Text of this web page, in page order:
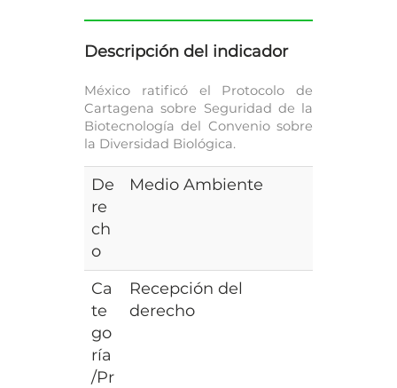
Descripción del indicador
México ratificó el Protocolo de
Cartagena sobre Seguridad de la
Biotecnología del Convenio sobre
la Diversidad Biológica.
De
re
ch
o
Medio Ambiente
Ca
te
go
ría
/Pr
Recepción del
derecho